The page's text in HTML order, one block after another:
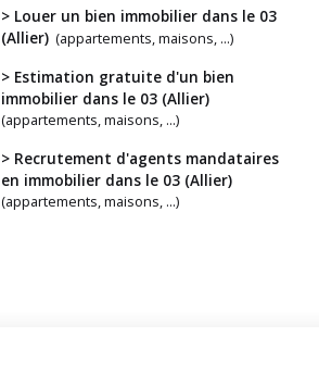
> Louer un bien immobilier dans le 03
(Allier) (appartements, maisons, ...)
> Estimation gratuite d'un bien
immobilier dans le 03 (Allier)
(appartements, maisons, ...)
> Recrutement d'agents mandataires
en immobilier dans le 03 (Allier)
(appartements, maisons, ...)